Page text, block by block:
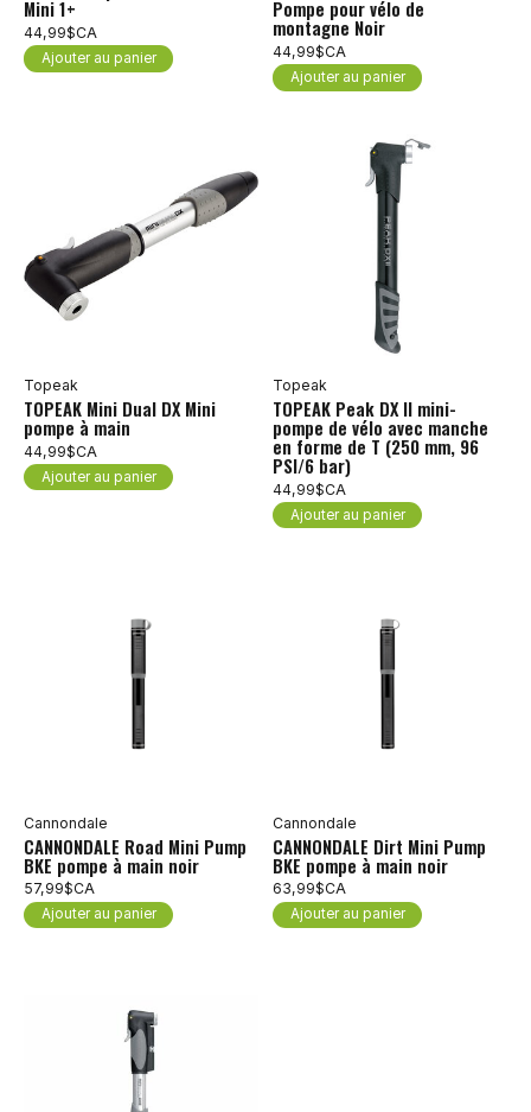
Mini 1+
44,99$CA
Ajouter au panier
Pompe pour vélo de
montagne Noir
44,99$CA
Ajouter au panier
Topeak
TOPEAK Mini Dual DX Mini
pompe à main
44,99$CA
Ajouter au panier
Topeak
TOPEAK Peak DX II mini-
pompe de vélo avec manche
en forme de T (250 mm, 96
PSI/6 bar)
44,99$CA
Ajouter au panier
Cannondale
CANNONDALE Road Mini Pump
BKE pompe à main noir
57,99$CA
Ajouter au panier
Cannondale
CANNONDALE Dirt Mini Pump
BKE pompe à main noir
63,99$CA
Ajouter au panier